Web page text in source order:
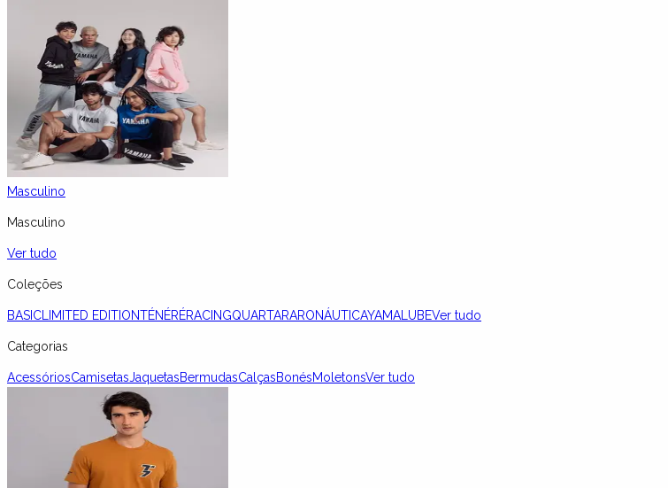
Masculino
Masculino
Ver tudo
Coleções
BASIC LIMITED EDITIONTÉNÉRÉRACINGQUARTARARONÁUTICAYAMALUBEVer tudo
Categorias
AcessóriosCamisetasJaquetasBermudasCalçasBonésMoletonsVer tudo